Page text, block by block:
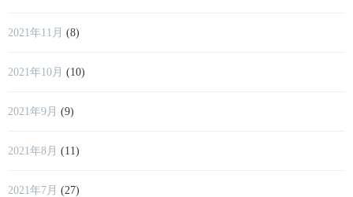
2021年11月 (8)
2021年10月 (10)
2021年9月 (9)
2021年8月 (11)
2021年7月 (27)